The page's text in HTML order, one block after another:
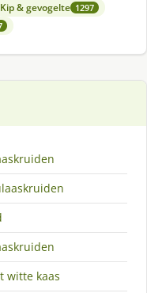
Kip & gevogelte 1297
witte kaas